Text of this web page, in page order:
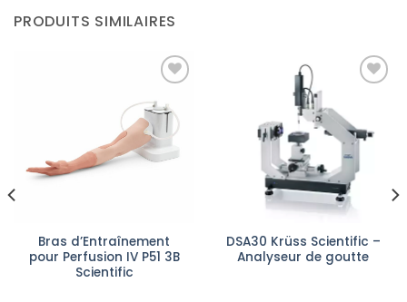
PRODUITS SIMILAIRES
Ajouter
à la liste
d’envies
Bras d’Entraînement
pour Perfusion IV P51 3B
Scientific
Ajouter
à la liste
d’envies
DSA30 Krüss Scientific –
Analyseur de goutte